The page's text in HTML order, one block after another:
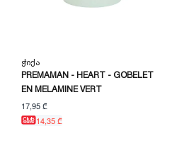
Ჭიქა
PREMAMAN - HEART - GOBELET
EN MELAMINE VERT
17,95 ₾
14,35 ₾